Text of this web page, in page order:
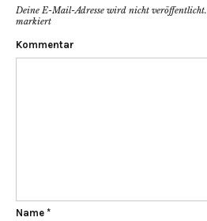
Deine E-Mail-Adresse wird nicht veröffentlicht.
markiert
Kommentar
Name *